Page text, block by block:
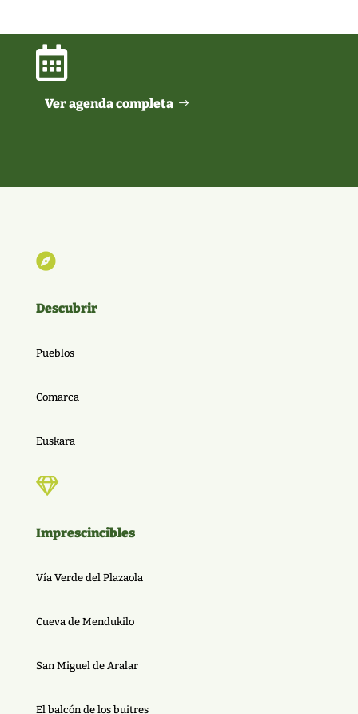

Ver agenda completa

Descubrir
Pueblos
Comarca
Euskara

Imprescincibles
Vía Verde del Plazaola
Cueva de Mendukilo
San Miguel de Aralar
El balcón de los buitres